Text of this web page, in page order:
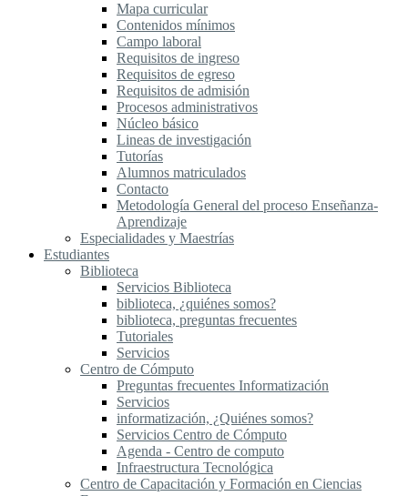
Mapa curricular
Contenidos mínimos
Campo laboral
Requisitos de ingreso
Requisitos de egreso
Requisitos de admisión
Procesos administrativos
Núcleo básico
Lineas de investigación
Tutorías
Alumnos matriculados
Contacto
Metodología General del proceso Enseñanza-
Aprendizaje
Especialidades y Maestrías
Estudiantes
Biblioteca
Servicios Biblioteca
biblioteca, ¿quiénes somos?
biblioteca, preguntas frecuentes
Tutoriales
Servicios
Centro de Cómputo
Preguntas frecuentes Informatización
Servicios
informatización, ¿Quiénes somos?
Servicios Centro de Cómputo
Agenda - Centro de computo
Infraestructura Tecnológica
Centro de Capacitación y Formación en Ciencias